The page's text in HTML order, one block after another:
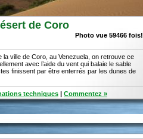
de Coro
Photo vue 59466 fois!
ville de Coro, au Venezuela, on retrouve ce
avec l’aide du vent qui balaie le sable
finissent par être enterrés par les dunes de
techniques | Commentez »